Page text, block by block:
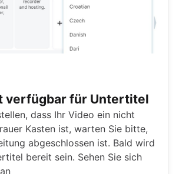
verfügbar für Untertitel
dass Ihr Video ein nicht
Kasten ist, warten Sie bitte,
abgeschlossen ist. Bald wird
bereit sein. Sehen Sie sich
an